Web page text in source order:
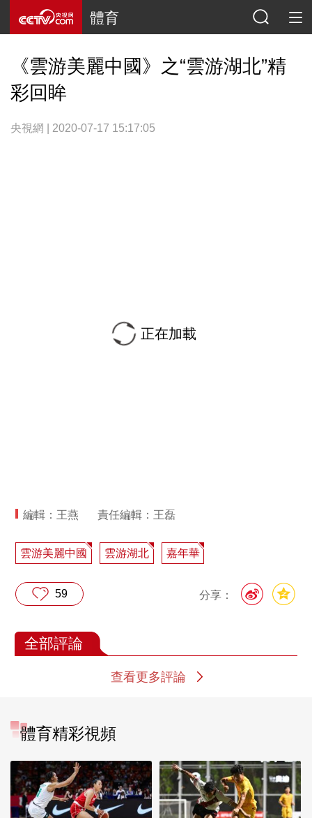
體育
《雲游美麗中國》之“雲游湖北”精
彩回眸
央視網 | 2020-07-17 15:17:05
正在加載
編輯：王燕 責任編輯：王磊
雲游美麗中國 雲游湖北 嘉年華
分享：
59
全部評論
查看更多評論
體育精彩視頻